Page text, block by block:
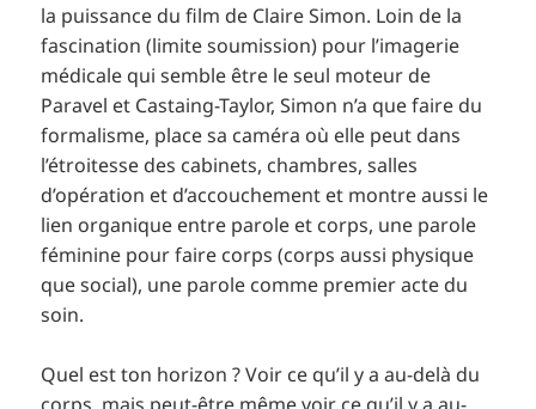
la puissance du film de Claire Simon. Loin de la
fascination (limite soumission) pour l’imagerie
médicale qui semble être le seul moteur de
Paravel et Castaing-Taylor, Simon n’a que faire du
formalisme, place sa caméra où elle peut dans
l’étroitesse des cabinets, chambres, salles
d’opération et d’accouchement et montre aussi le
lien organique entre parole et corps, une parole
féminine pour faire corps (corps aussi physique
que social), une parole comme premier acte du
soin.
Quel est ton horizon ? Voir ce qu’il y a au-delà du